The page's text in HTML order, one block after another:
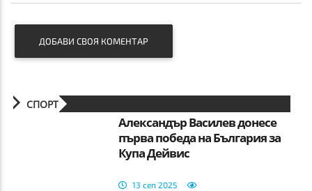
ДОБАВИ СВОЯ КОМЕНТАР
СПОРТ
Александър Василев донесе
първа победа на България за
Купа Дейвис
13 сеп 2025